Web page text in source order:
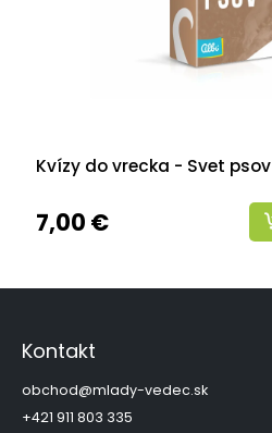
Kvízy do vrecka - Svet psov
7,00 €
Z
Kontakt
obchod@mlady-vedec.sk
+421 911 803 335